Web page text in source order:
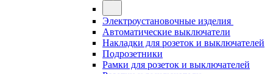
Электроустановочные изделия
Автоматические выключатели
Накладки для розеток и выключателей
Подрозетники
Рамки для розеток и выключателей